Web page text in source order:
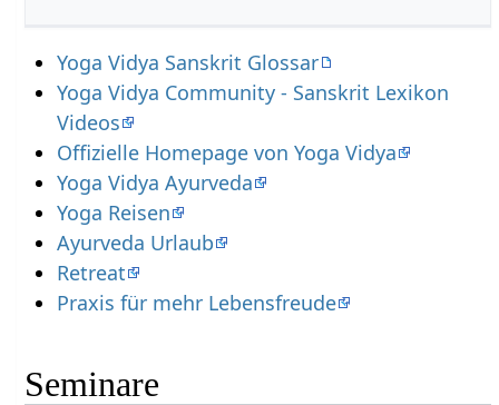
Yoga Vidya Sanskrit Glossar
Yoga Vidya Community - Sanskrit Lexikon
Videos
Offizielle Homepage von Yoga Vidya
Yoga Vidya Ayurveda
Yoga Reisen
Ayurveda Urlaub
Retreat
Praxis für mehr Lebensfreude
Seminare